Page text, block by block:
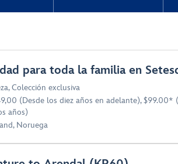
para toda la familia en
,Colección exclusiva
(Desde los diez años en adelante),
años)
Noruega